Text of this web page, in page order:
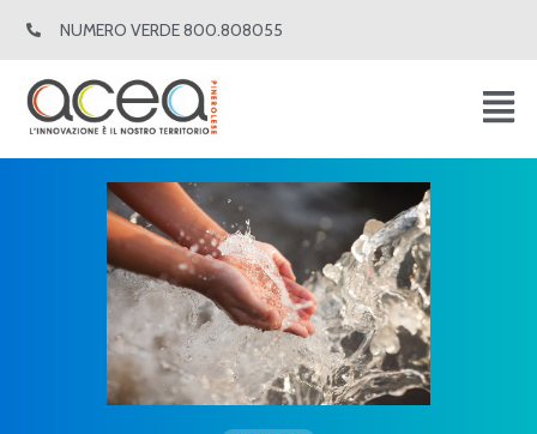
NUMERO VERDE 800.808055